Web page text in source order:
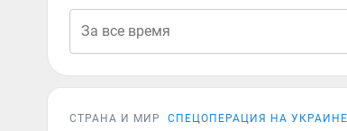
СТРАНА И МИР СПЕЦОПЕРАЦИЯ НА УКРАИНЕ